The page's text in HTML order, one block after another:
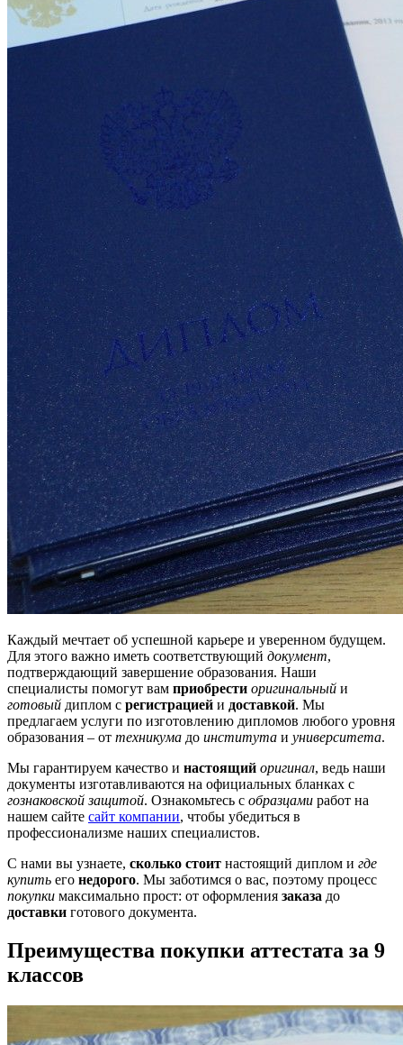
Каждый мечтает об успешной карьере и уверенном будущем.
Для этого важно иметь соответствующий документ,
подтверждающий завершение образования. Наши
специалисты помогут вам приобрести оригинальный и
готовый диплом с регистрацией и доставкой. Мы
предлагаем услуги по изготовлению дипломов любого уровня
образования – от техникума до института и университета.
Мы гарантируем качество и настоящий оригинал, ведь наши
документы изготавливаются на официальных бланках с
гознаковской защитой. Ознакомьтесь с образцами работ на
нашем сайте сайт компании, чтобы убедиться в
профессионализме наших специалистов.
С нами вы узнаете, сколько стоит настоящий диплом и где
купить его недорого. Мы заботимся о вас, поэтому процесс
покупки максимально прост: от оформления заказа до
доставки готового документа.
Преимущества покупки аттестата за 9
классов